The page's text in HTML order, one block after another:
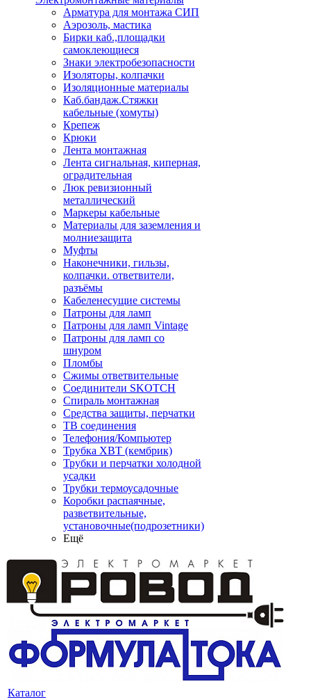
Арматура для монтажа СИП
Аэрозоль, мастика
Бирки каб.,площадки
самоклеющиеся
Знаки электробезопасности
Изоляторы, колпачки
Изоляционные материалы
Каб.бандаж.Стяжки
кабельные (хомуты)
Крепеж
Крюки
Лента монтажная
Лента сигнальная, киперная,
оградительная
Люк ревизионный
металлический
Маркеры кабельные
Материалы для заземления и
молниезащита
Муфты
Наконечники, гильзы,
колпачки. ответвители,
разъёмы
Кабеленесущие системы
Патроны для ламп
Патроны для ламп Vintage
Патроны для ламп со
шнуром
Пломбы
Сжимы ответвительные
Соединители SKOTCH
Спираль монтажная
Средства защиты, перчатки
ТВ соединения
Телефония/Компьютер
Трубка ХВТ (кембрик)
Трубки и перчатки холодной
усадки
Трубки термоусадочные
Коробки распаячные,
разветвительные,
установочные(подрозетники)
Ещё
Каталог